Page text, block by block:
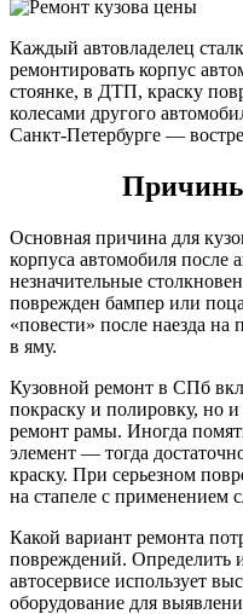
Каждый автовладелец
ремонтировать корпус
стоянке, в ДТП, краску
колесами другого
Санкт-Петербурге —
Основная причина для
корпуса автомобиля после
незначительные
поврежден бампер или
«повести» после наезда на
в яму.
Кузовной ремонт в СПб
покраску и полировку, но
ремонт рамы. Иногда
элемент — тогда
краску. При серьезном
на стапеле с применением
Какой вариант ремонта
повреждений. Определить
автосервисе использует
оборудование для